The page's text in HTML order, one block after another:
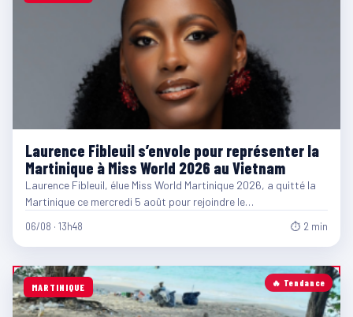
Laurence Fibleuil s’envole pour représenter la
Martinique à Miss World 2026 au Vietnam
Laurence Fibleuil, élue Miss World Martinique 2026, a quitté la
Martinique ce mercredi 5 août pour rejoindre le…
06/08 · 13h48 ⏱ 2 min
🔥 Tendance
MARTINIQUE